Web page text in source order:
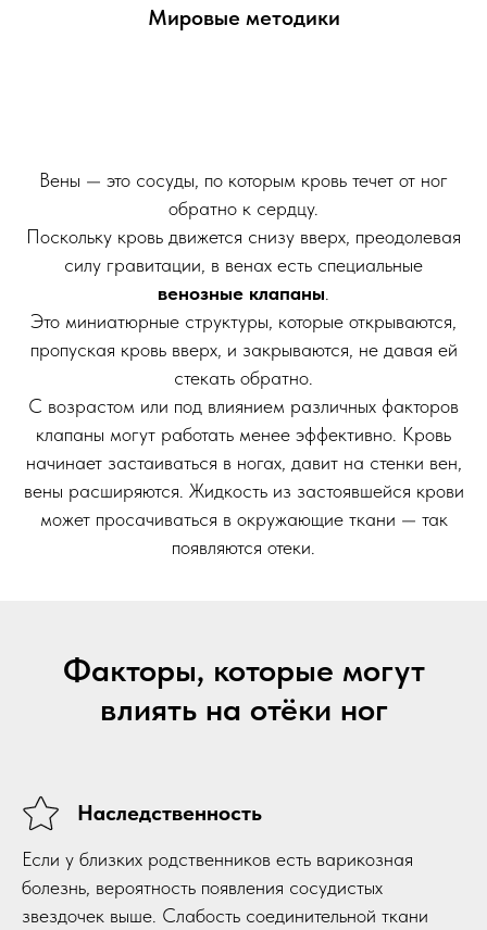
Мировые методики
Вены — это сосуды, по которым кровь течет от ног
обратно к сердцу.
Поскольку кровь движется снизу вверх, преодолевая
силу гравитации, в венах есть специальные
венозные клапаны
Это миниатюрные структуры, которые открываются,
пропуская кровь вверх, и закрываются, не давая ей
стекать обратно.
С возрастом или под влиянием различных факторов
клапаны могут работать менее эффективно. Кровь
начинает застаиваться в ногах, давит на стенки вен,
вены расширяются. Жидкость из застоявшейся крови
может просачиваться в окружающие ткани — так
появляются отеки.
Факторы, которые могут
влиять на отёки ног
Наследственность
Если у близких родственников есть варикозная
болезнь, вероятность появления сосудистых
звездочек выше. Слабость соединительной ткани